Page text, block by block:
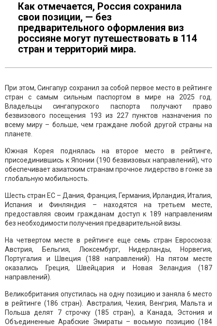
Как отмечается, Россия сохранила
свои позиции, — без
предварительного оформления виз
россияне могут путешествовать в 114
стран и территорий мира.
При этом, Сингапур сохранил за собой первое место в рейтинге
стран с самым сильным паспортом в мире на 2025 год.
Владельцы сингапурского паспорта получают право
безвизового посещения 193 из 227 пунктов назначения по
всему миру – больше, чем граждане любой другой страны на
планете.
Южная Корея поднялась на второе место в рейтинге,
присоединившись к Японии (190 безвизовых направлений), что
обеспечивает азиатским странам прочное лидерство в гонке за
глобальную мобильность.
Шесть стран ЕС – Дания, Франция, Германия, Ирландия, Италия,
Испания и Финляндия – находятся на третьем месте,
предоставляя своим гражданам доступ к 189 направлениям
без необходимости получения предварительной визы.
На четвертом месте в рейтинге еще семь стран Евросоюза:
Австрия, Бельгия, Люксембург, Нидерланды, Норвегия,
Португалия и Швеция (188 направлений). На пятом месте
оказались Греция, Швейцария и Новая Зеландия (187
направлений).
Великобритания опустилась на одну позицию и заняла 6 место
в рейтинге (186 стран). Австралия, Чехия, Венгрия, Мальта и
Польша делят 7 строчку (185 стран), а Канада, Эстония и
Объединенные Арабские Эмираты – восьмую позицию (184